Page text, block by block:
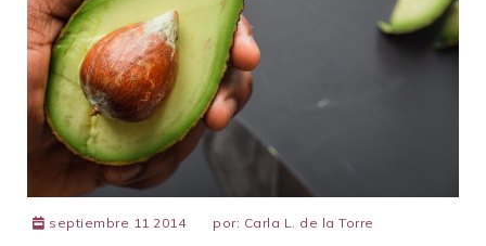
septiembre 11 2014 por: Carla L. de la Torre